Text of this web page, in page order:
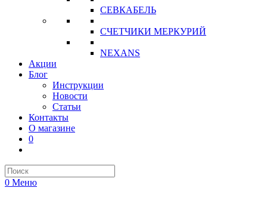
СЕВКАБЕЛЬ
СЧЕТЧИКИ МЕРКУРИЙ
NEXANS
Акции
Блог
Инструкции
Новости
Статьи
Контакты
О магазине
0
0 Меню